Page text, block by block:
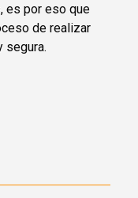
es por eso que
de realizar
segura.